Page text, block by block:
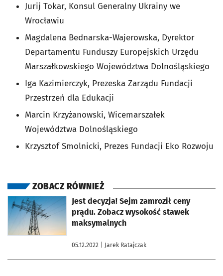
Jurij Tokar, Konsul Generalny Ukrainy we
Wrocławiu
Magdalena Bednarska-Wajerowska, Dyrektor
Departamentu Funduszy Europejskich Urzędu
Marszałkowskiego Województwa Dolnośląskiego
Iga Kazimierczyk, Prezeska Zarządu Fundacji
Przestrzeń dla Edukacji
Marcin Krzyżanowski, Wicemarszałek
Województwa Dolnośląskiego
Krzysztof Smolnicki, Prezes Fundacji Eko Rozwoju
ZOBACZ RÓWNIEŻ
Jest decyzja! Sejm zamroził ceny
prądu. Zobacz wysokość stawek
maksymalnych
05.12.2022 | Jarek Ratajczak
otworzy się w nowej karcie